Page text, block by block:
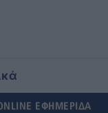
ΕΦΗΜΕΡΙΔΑ